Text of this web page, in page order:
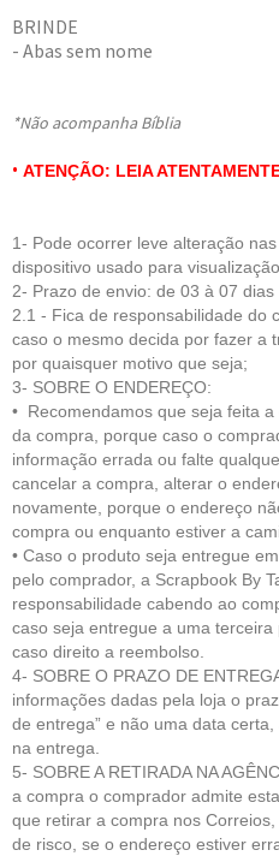
BRINDE
- Abas sem nome
*Não acompanha Bíblia
• ATENÇÃO: LEIA
1- Pode ocorrer leve alteração
dispositivo usado para visualização.
2- Prazo de envio: de 03 à 07 dias
2.1 - Fica de responsabilidade do
caso o mesmo decida por fazer a
por quaisquer motivo que seja;
3- SOBRE O ENDEREÇO:
• Recomendamos que seja feita
da compra, porque caso o
informação errada ou falte
cancelar a compra, alterar o
novamente, porque o endereço
compra ou enquanto estiver a
• Caso o produto seja entregue
pelo comprador, a Scrapbook By
responsabilidade cabendo ao
caso seja entregue a uma
caso direito a reembolso.
4- SOBRE O PRAZO DE
informações dadas pela loja o
de entrega” e não uma data
na entrega.
5- SOBRE A RETIRADA NA
a compra o comprador admite
que retirar a compra nos
de risco, se o endereço estiver